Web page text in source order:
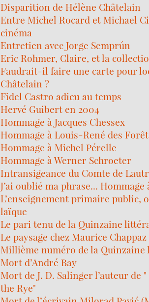
Disparition de Hélène Châtelain
Entre Michel Rocard et Michael
cinéma
Entretien avec Jorge Semprún
Eric Rohmer, Claire, et la
Faudrait-il faire une carte pour
Châtelain ?
Fidel Castro adieu au temps
Hervé Guibert en 2004
Hommage à Jacques Chessex
Hommage à Louis-René des
Hommage à Michel Pérelle
Hommage à Werner Schroeter
Intransigeance du Comte de
J’ai oublié ma phrase...
L’enseignement primaire public,
laïque
Le pari tenu de la Quinzaine
Le paysage chez Maurice Chappaz
Millième numéro de la
Mort d’André Bay
Mort de J. D. Salinger l’auteur de
the Rye"